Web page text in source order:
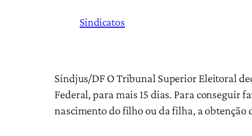
Sindicatos
Sindjus/DF O Tribunal Superior Eleitoral
Federal, para mais 15 dias. Para conseguir
nascimento do filho ou da filha, a